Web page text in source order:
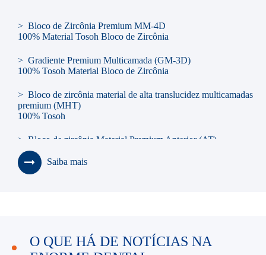
> Bloco de Zircônia Premium MM-4D
100% Material Tosoh Bloco de Zircônia
> Gradiente Premium Multicamada (GM-3D)
100% Tosoh Material Bloco de Zircônia
> Bloco de zircônia material de alta translucidez multicamadas
premium (MHT)
100% Tosoh
> Bloco de zircônia Material Premium Anterior (AT)
100% Tosoh
> Bloco de zircônia material de alta translucidez premium
Saiba mais
O QUE HÁ DE NOTÍCIAS NA